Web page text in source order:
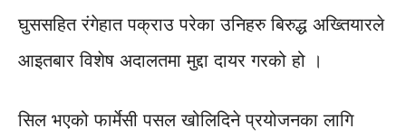
घुससहित रंगेहात पक्राउ परेका उनिहरु बिरुद्ध अख्तियारले
आइतबार विशेष अदालतमा मुद्दा दायर गरको हो ।
सिल भएको फार्मेसी पसल खोलिदिने प्रयोजनका लागि